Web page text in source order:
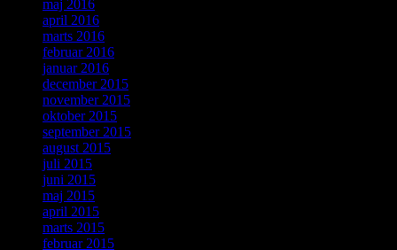
maj 2016
april 2016
marts 2016
februar 2016
januar 2016
december 2015
november 2015
oktober 2015
september 2015
august 2015
juli 2015
juni 2015
maj 2015
april 2015
marts 2015
februar 2015